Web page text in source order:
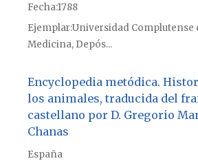
Fecha1788
Ejemplar Universidad Complutense
Medicina, Depós...
Encyclopedia metódica.
los animales, traducida del
castellano por D. Gregorio
Chanas
España